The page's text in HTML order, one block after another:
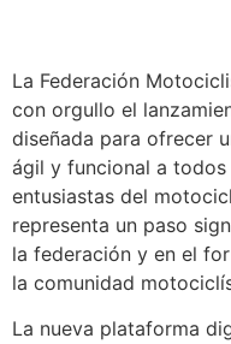
La Federación
con orgullo el
diseñada para ofrecer
ágil y funcional a
entusiastas del
representa un paso
la federación y en el
la comunidad
La nueva plataforma